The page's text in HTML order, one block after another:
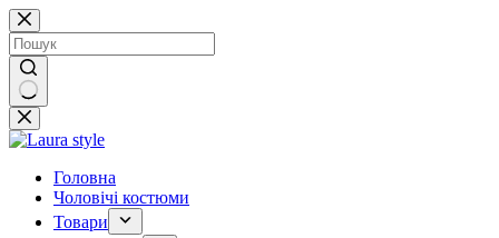
Перейти
до
вмісту
Немає
результатів
Головна
Чоловічі костюми
Товари